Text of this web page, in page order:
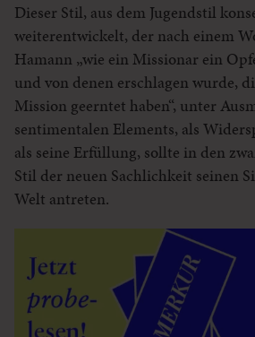
Dieser Stil, aus dem Jugendstil
weiterentwickelt, der nach einem
Hamann „wie ein Missionar ein
und von denen erschlagen wurde,
Mission geerntet haben“, unter
sentimentalen Elements, als
als seine Erfüllung, sollte in den
Stil der neuen Sachlichkeit seinen
Welt antreten.